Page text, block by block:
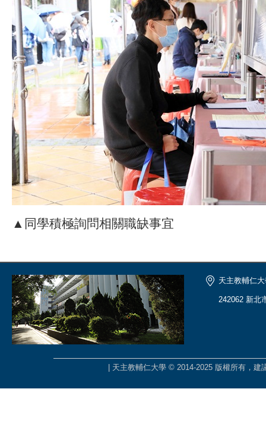
▲同學積極詢問相關職缺事宜
天主教輔仁
242062 新北
| 天主教輔仁大學 © 2014-2025 版權所有，